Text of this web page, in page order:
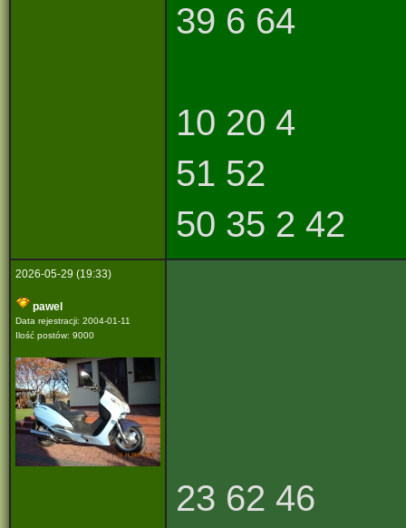
39 6 64
10 20 4
51 52
50 35 2 42
2026-05-29 (19:33)
pawel
Data rejestracji: 2004-01-11
Ilość postów: 9000
23 62 46